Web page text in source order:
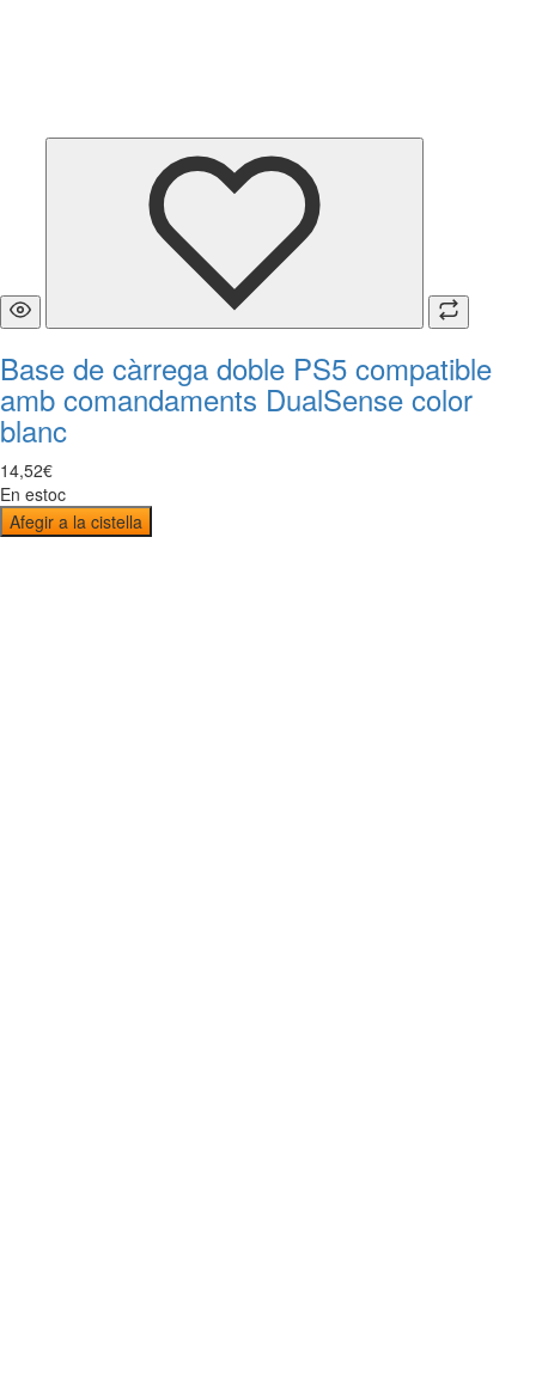
Base de càrrega doble PS5 compatible
amb comandaments DualSense color
blanc
14,52€
En estoc
Afegir a la cistella